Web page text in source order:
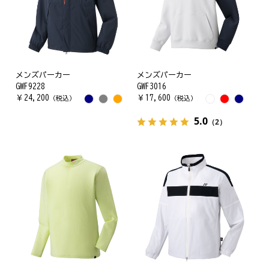
メンズパーカー
GWF9228
￥ 24,200 （税込）
メンズパーカー
GWF3016
￥ 17,600 （税込）
5.0（2）